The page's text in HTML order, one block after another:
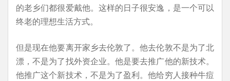
的老乡们都很爱戴他。这样的日子很安逸，是一个可以
终老的理想生活方式。
但是现在他要离开家乡去伦敦了。他去伦敦不是为了北
漂，不是为了找外资企业。他是要去推广他的新技术。
他推广这个新技术，不是为了盈利。他给穷人接种牛痘